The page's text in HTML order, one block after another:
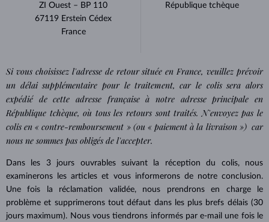
ZI Ouest – BP 110
67119 Erstein Cédex
France
République tchèque
Si vous choisissez l'adresse de retour située en France, veuillez prévoir
un délai supplémentaire pour le traitement, car le colis sera alors
expédié de cette adresse française à notre adresse principale en
République tchèque, où tous les retours sont traités. N'envoyez pas le
colis en « contre-remboursement » (ou « paiement à la livraison ») car
nous ne sommes pas obligés de l'accepter.
Dans les 3 jours ouvrables suivant la réception du colis, nous
examinerons les articles et vous informerons de notre conclusion.
Une fois la réclamation validée, nous prendrons en charge le
problème et supprimerons tout défaut dans les plus brefs délais (30
jours maximum). Nous vous tiendrons informés par e-mail une fois le